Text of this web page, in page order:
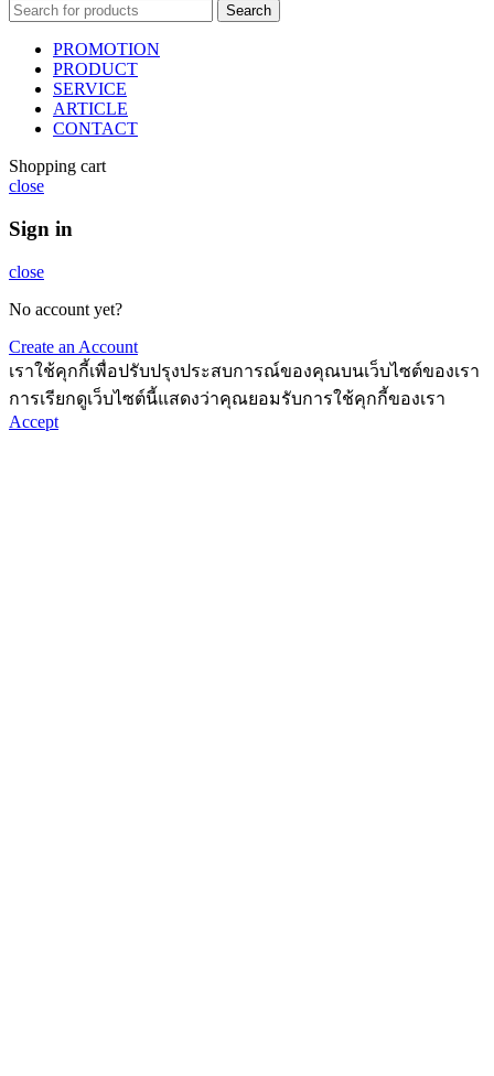
Search
PROMOTION
PRODUCT
SERVICE
ARTICLE
CONTACT
Shopping cart
close
Sign in
close
No account yet?
Create an Account
เราใช้คุกกี้เพื่อปรับปรุงประสบการณ์ของคุณบนเว็บไซต์ของเรา
การเรียกดูเว็บไซต์นี้แสดงว่าคุณยอมรับการใช้คุกกี้ของเรา
Accept